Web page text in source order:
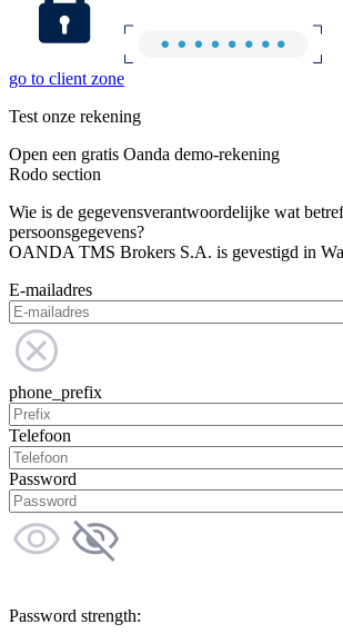
go to client zone
Test onze rekening
Open een gratis Oanda demo-rekening
Rodo section
Wie is de gegevensverantwoordelijke wat
persoonsgegevens?
OANDA TMS Brokers S.A. is gevestigd in
E-mailadres
phone_prefix
Telefoon
Password
Password strength: